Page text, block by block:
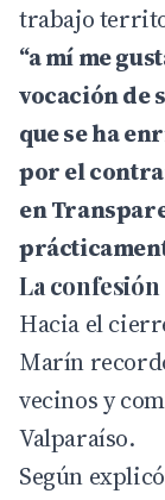
trabajo
“a mí me
vocación de
que se ha
por el
en
La
Hacia el
Marín
vecinos y
Valparaíso.
Según